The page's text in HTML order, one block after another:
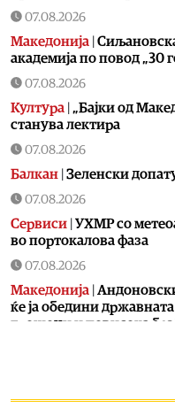
07.08.2026
Македонија
академија по повод
07.08.2026
Култура „Бајки од
станува лектира
07.08.2026
Балкан Зеленски
07.08.2026
Сервиси УХМР со
во портокалова фаза
07.08.2026
Македонија
ќе ја обедини
трошоци и повисока